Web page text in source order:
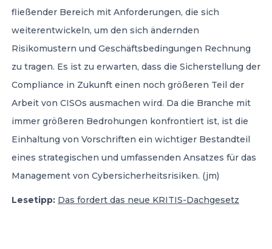
fließender Bereich mit Anforderungen, die sich
weiterentwickeln, um den sich ändernden
Risikomustern und Geschäftsbedingungen Rechnung
zu tragen. Es ist zu erwarten, dass die Sicherstellung der
Compliance in Zukunft einen noch größeren Teil der
Arbeit von CISOs ausmachen wird. Da die Branche mit
immer größeren Bedrohungen konfrontiert ist, ist die
Einhaltung von Vorschriften ein wichtiger Bestandteil
eines strategischen und umfassenden Ansatzes für das
Management von Cybersicherheitsrisiken. (jm)
Lesetipp: Das fordert das neue KRITIS-Dachgesetz